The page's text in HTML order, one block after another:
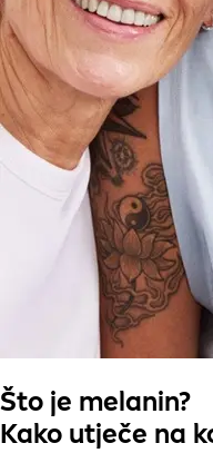
Što je melanin?
Kako utječe na